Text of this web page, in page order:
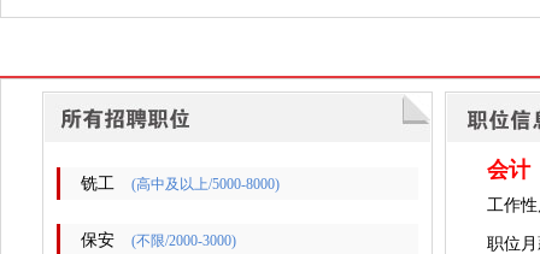
铣工 (高中及以上/5000-8000)
保安 (不限/2000-3000)
会计
工作
职位月